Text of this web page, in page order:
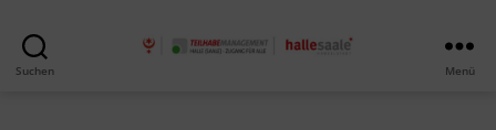
Suchen Menü